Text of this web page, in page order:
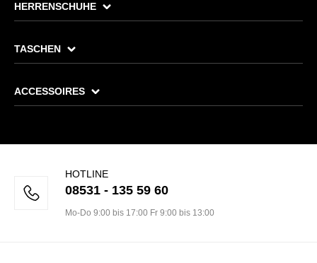
HERRENSCHUHE
TASCHEN
ACCESSOIRES
HOTLINE
08531 - 135 59 60
Mo-Do 9:00 bis 17:00 Fr 9:00 bis 13:00